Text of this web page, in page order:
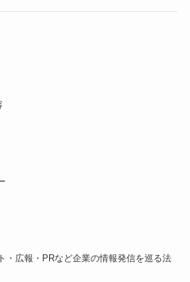
・広報・PRなど企業の情報発信を巡る法